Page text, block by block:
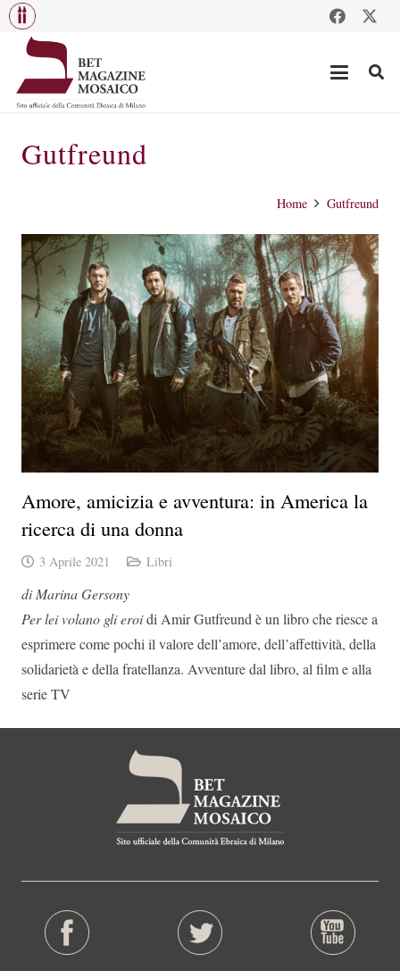
Gutfreund
Home Gutfreund
Amore, amicizia e avventura: in America la
ricerca di una donna
3 Aprile 2021 Libri
di Marina Gersony
Per lei volano gli eroidi Amir Gutfreund è un libro che riesce a
esprimere come pochi il valore dell’amore, dell’affettività, della
solidarietà e della fratellanza. Avventure dal libro, al film e alla
serie TV